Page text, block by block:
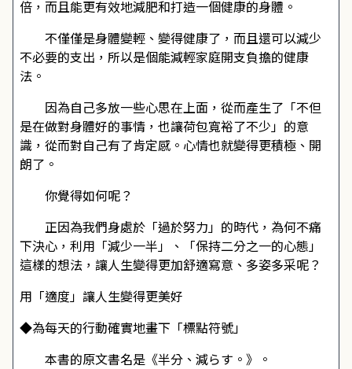
倍，而且能更有效地減肥和打造一個健康的身體。
不僅僅是身體變輕、變得健康了，而且還可以減少
不必要的支出，所以是個能減輕家庭開支負擔的健康
法。
因為自己多放一些心思在上面，從而產生了「不但
是在做對身體好的事情，也讓荷包寬裕了不少」的意
識，從而對自己有了肯定感。心情也就變得更積極、開
朗了。
你覺得如何呢？
正因為我們身處於「過於努力」的時代，為何不痛
下決心，利用「減少一半」、「保持二分之一的心態」
這樣的想法，讓人生變得更加舒適寫意、多姿多采呢？
用「適度」讓人生變得更美好
◆為每天的行動確實地畫下「標點符號」
本書的原文書名是《半分、減らす。》。